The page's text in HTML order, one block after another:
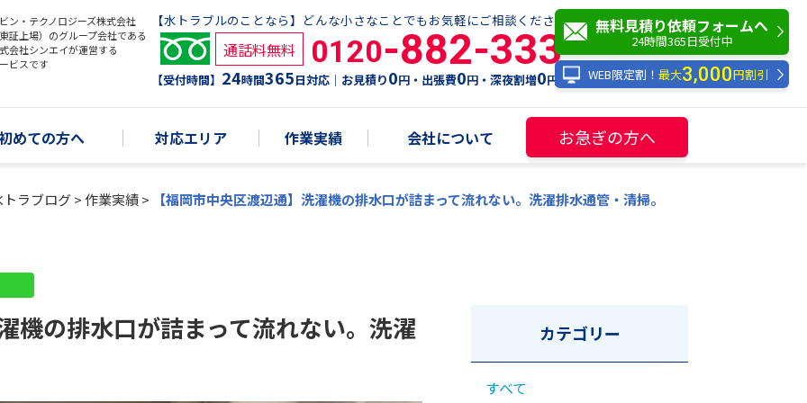
ン・テクノロジーズ株式会社
証上場）のグループ会社である
会社シンエイが運営する
ビスです
【水トラブルのことなら】どんな小さなことでもお気軽にご相談ください！
通話料無料 0120-882-333
【受付時間】 24時間365日対応｜お見積り0円・出張費0円・深夜割増0円
無料見積り依頼フォームへ
24時間365日受付中
WEB限定割！ 最大3,000円割引
めての方へ 対応エリア 作業実績 会社について お急ぎの方へ
ラブログ> 作業実績> 【福岡市中央区渡辺通】洗濯機の排水口が詰まって流れない。洗濯排水通管・清掃。
機の排水口が詰まって流れない。洗濯 カテゴリー
すべて